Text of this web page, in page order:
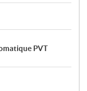
PVT